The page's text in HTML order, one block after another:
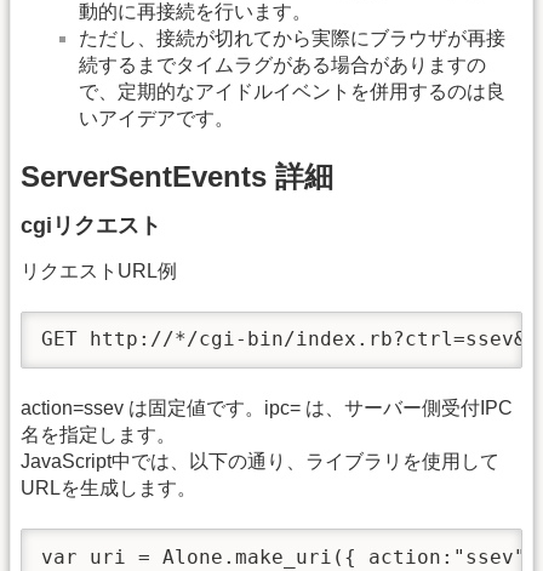
動的に再接続を行います。
ただし、接続が切れてから実際にブラウザが再接
続するまでタイムラグがある場合がありますの
で、定期的なアイドルイベントを併用するのは良
いアイデアです。
ServerSentEvents 詳細
cgiリクエスト
リクエストURL例
GET http://*/cgi-bin/
action=ssev は固定値です。ipc= は、サーバー側受付IPC
名を指定します。
JavaScript中では、以下の通り、ライブラリを使用して
URLを生成します。
var uri = Alone.make_uri({